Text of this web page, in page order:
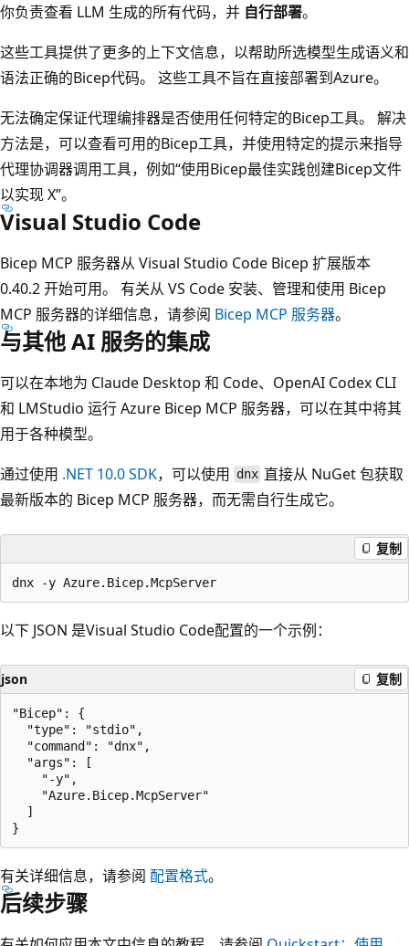
你负责查看 LLM 生成的所有代码，并 自行部署。
这些工具提供了更多的上下文信息，以帮助所选模型生成语义和
语法正确的Bicep代码。 这些工具不旨在直接部署到Azure。
无法确定保证代理编排器是否使用任何特定的Bicep工具。 解决
方法是，可以查看可用的Bicep工具，并使用特定的提示来指导
代理协调器调用工具，例如“使用Bicep最佳实践创建Bicep文件
以实现 X”。
Visual Studio Code
Bicep MCP 服务器从 Visual Studio Code Bicep 扩展版本
0.40.2 开始可用。 有关从 VS Code 安装、管理和使用 Bicep
MCP 服务器的详细信息，请参阅 Bicep MCP 服务器。
与其他 AI 服务的集成
可以在本地为 Claude Desktop 和 Code、OpenAI Codex CLI
和 LMStudio 运行 Azure Bicep MCP 服务器，可以在其中将其
用于各种模型。
通过使用 .NET 10.0 SDK，可以使用 dnx 直接从 NuGet 包获取
最新版本的 Bicep MCP 服务器，而无需自行生成它。
复制
以下 JSON 是Visual Studio Code配置的一个示例：
json 复制
"Bicep": {
  "type": "stdio",
  "command": "dnx",
  "args": [
    "-y",
    "Azure.Bicep.McpServer"
  ]
有关详细信息，请参阅 配置格式。
后续步骤